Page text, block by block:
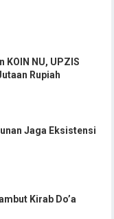
KOIN NU, UPZIS
Rupiah
Jaga Eksistensi
Kirab Do’a